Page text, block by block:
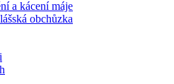
a kácení máje
obchůzka